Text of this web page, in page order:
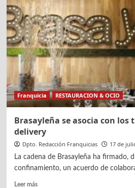
Franquicia RESTAURACION & OCIO
Brasayleña se asocia con los
delivery
Dpto. Redacción Franquicias 17 de
La cadena de Brasayleña ha firmado,
confinamiento, un acuerdo de
Leer másLeer